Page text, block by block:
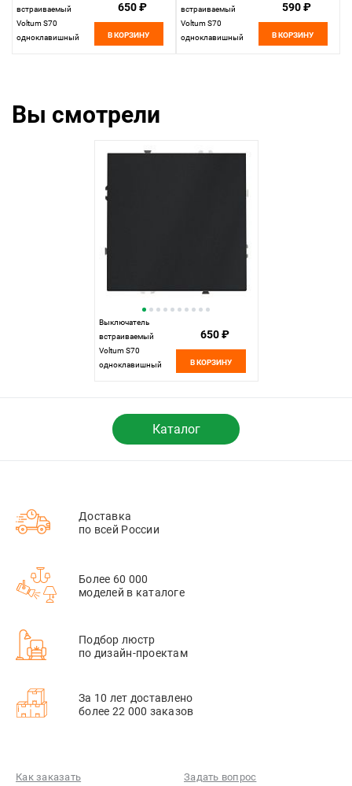
встраиваемый
Voltum S70
одноклавишный
650 ₽
В КОРЗИНУ
встраиваемый
Voltum S70
одноклавишный
590 ₽
В КОРЗИНУ
Вы смотрели
Выключатель
встраиваемый
Voltum S70
одноклавишный
650 ₽
В КОРЗИНУ
Каталог
Доставка
по всей России
Более 60 000
моделей в каталоге
Подбор люстр
по дизайн-проектам
За 10 лет доставлено
более 22 000 заказов
Как заказать Задать вопрос